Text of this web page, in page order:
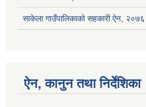
साकेला गाउँपालिकाको सहकारी ऐन, २०७६
ऐन, कानुन तथा निर्देशिका